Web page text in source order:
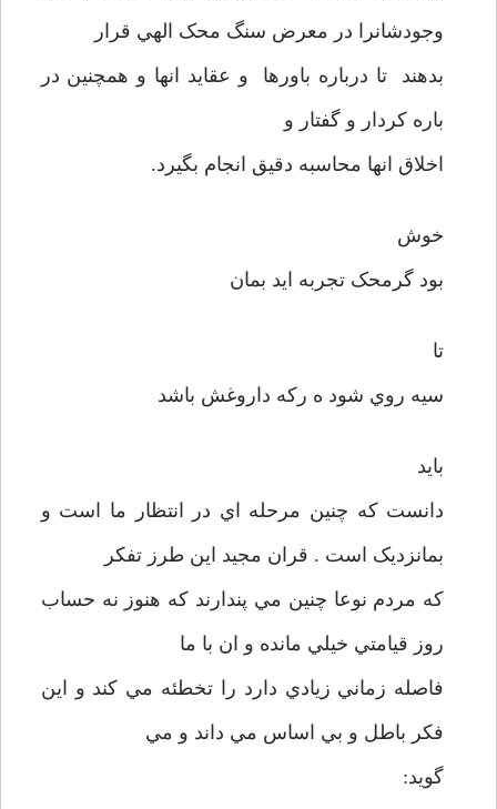
وجودشانرا در معرض سنگ محک الهي قرار
بدهند تا درباره باورها و عقايد انها و همچنين در
باره کردار و گفتار و
اخلاق انها محاسبه دقيق انجام بگيرد.
خوش
بود گرمحک تجربه ايد بمان
تا
سيه روي شود ه رکه داروغش باشد
بايد
دانست که چنين مرحله اي در انتظار ما است و
بمانزديک است . قران مجيد اين طرز تفکر
که مردم نوعا چنين مي پندارند که هنوز نه حساب
روز قيامتي خيلي مانده و ان با ما
فاصله زماني زيادي دارد را تخطئه مي کند و اين
فکر باطل و بي اساس مي داند و مي
گويد: